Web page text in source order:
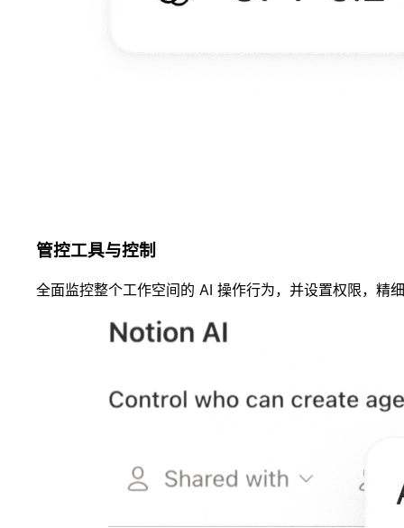
管控工具与控制
全面监控整个工作空间的 AI 操作行为，并设置权限，精